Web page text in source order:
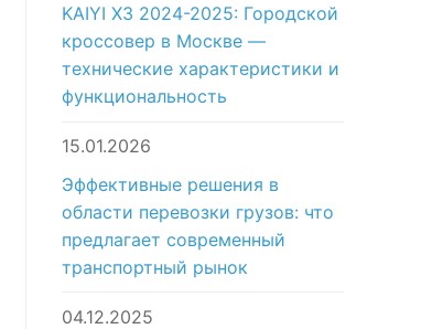
KAIYI X3 2024-2025: Городской
кроссовер в Москве —
технические характеристики и
функциональность
15.01.2026
Эффективные решения в
области перевозки грузов: что
предлагает современный
транспортный рынок
04.12.2025